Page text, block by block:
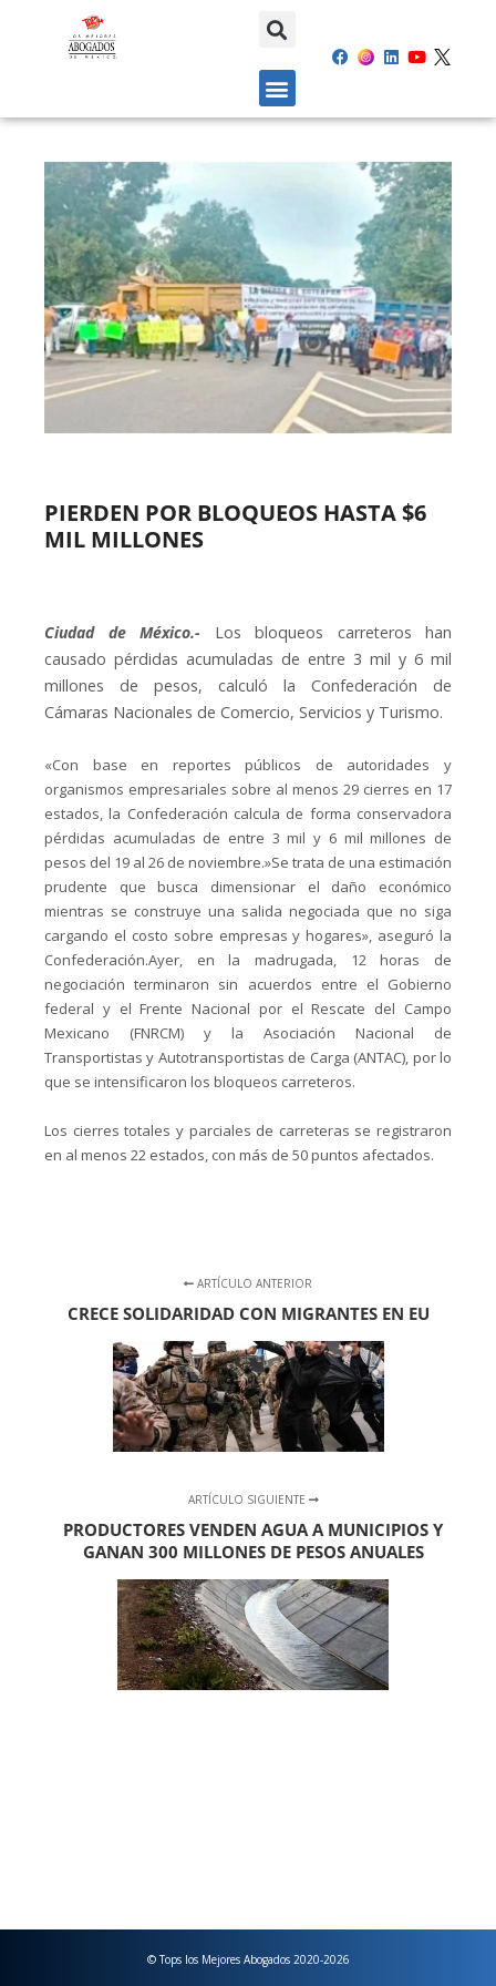
PIERDEN POR BLOQUEOS HASTA $6
MIL MILLONES
Ciudad de México.- Los bloqueos carreteros han
causado pérdidas acumuladas de entre 3 mil y 6 mil
millones de pesos, calculó la Confederación de
Cámaras Nacionales de Comercio, Servicios y Turismo.
«Con base en reportes públicos de autoridades y
organismos empresariales sobre al menos 29 cierres en 17
estados, la Confederación calcula de forma conservadora
pérdidas acumuladas de entre 3 mil y 6 mil millones de
pesos del 19 al 26 de noviembre.»Se trata de una estimación
prudente que busca dimensionar el daño económico
mientras se construye una salida negociada que no siga
cargando el costo sobre empresas y hogares», aseguró la
Confederación.Ayer, en la madrugada, 12 horas de
negociación terminaron sin acuerdos entre el Gobierno
federal y el Frente Nacional por el Rescate del Campo
Mexicano (FNRCM) y la Asociación Nacional de
Transportistas y Autotransportistas de Carga (ANTAC), por lo
que se intensificaron los bloqueos carreteros.
Los cierres totales y parciales de carreteras se registraron
en al menos 22 estados, con más de 50 puntos afectados.
ARTÍCULO ANTERIOR
CRECE SOLIDARIDAD CON MIGRANTES EN EU
ARTÍCULO SIGUIENTE
PRODUCTORES VENDEN AGUA A MUNICIPIOS Y
GANAN 300 MILLONES DE PESOS ANUALES
© Tops los Mejores Abogados 2020-2026